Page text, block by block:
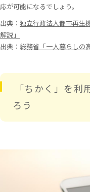
応が可能になるでしょう。
出典： 独立行政法人都市再生
解説」
出典： 総務省「一人暮らしの
「ちかく」を利
ろう